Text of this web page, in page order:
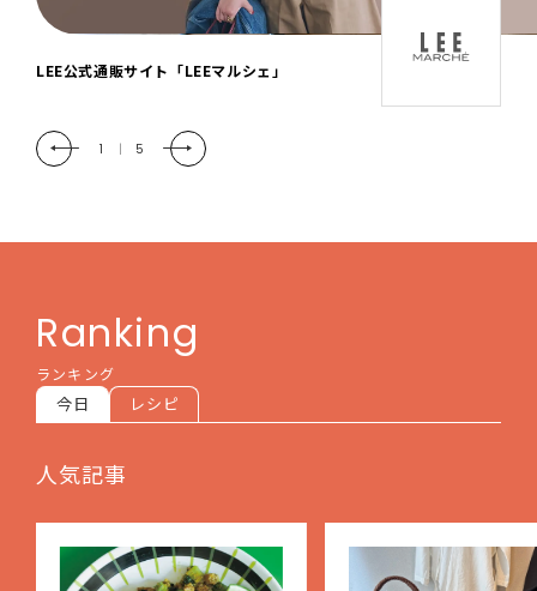
「LEE DAYS」本物志向にときめく。大人カ
2 | 5
Ranking
ランキング
今日 レシピ
人気記事